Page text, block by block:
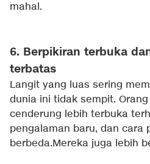
mahal.
6. Berpikiran terbuka
terbatas
Langit yang luas sering
dunia ini tidak sempit.
cenderung lebih terbuka
pengalaman baru, dan cara
berbeda.Mereka juga lebih